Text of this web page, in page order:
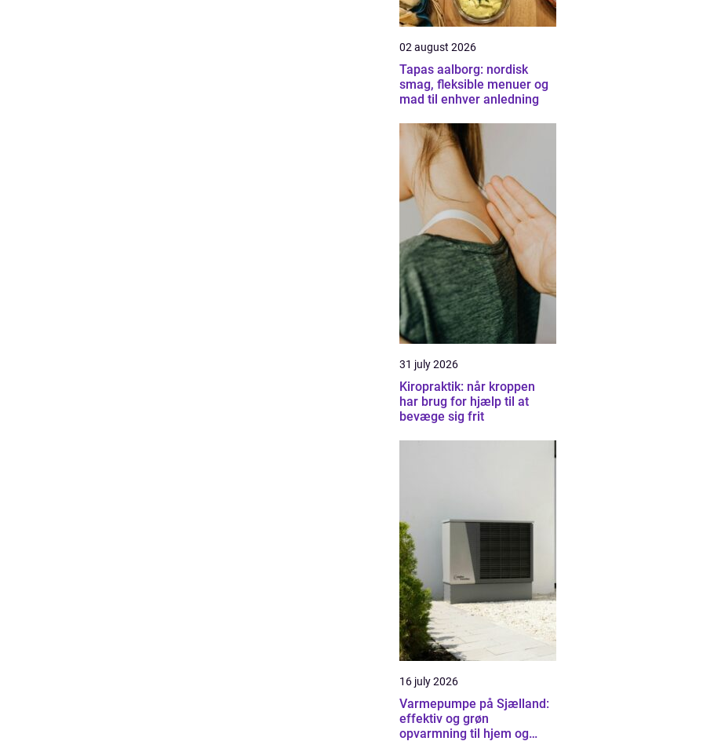
02 august 2026
Tapas aalborg: nordisk
smag, fleksible menuer og
mad til enhver anledning
31 july 2026
Kiropraktik: når kroppen
har brug for hjælp til at
bevæge sig frit
16 july 2026
Varmepumpe på Sjælland:
effektiv og grøn
opvarmning til hjem og